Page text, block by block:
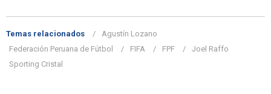
Temas relacionados
Agustín Lozano
Federación Peruana de Fútbol
FIFA FPF
Joel Raffo
Sporting Cristal